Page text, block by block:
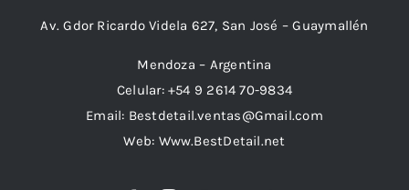
Av. Gdor Ricardo Videla 627, San José – Guaymallén
Mendoza – Argentina
Celular: +54 9 2614 70-9834
Email: Bestdetail.ventas@Gmail.com
Web: Www.BestDetail.net